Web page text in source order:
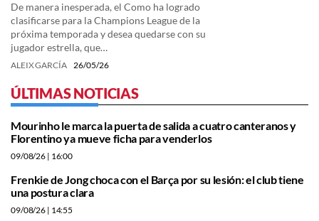
De manera inesperada, el Como ha logrado
clasificarse para la Champions League de la
próxima temporada y desea quedarse con su
jugador estrella, que…
ALEIX GARCÍA 26/05/26
ÚLTIMAS NOTICIAS
Mourinho le marca la puerta de salida a cuatro canteranos y
Florentino ya mueve ficha para venderlos
09/08/26 | 16:00
Frenkie de Jong choca con el Barça por su lesión: el club tiene
una postura clara
09/08/26 | 14:55